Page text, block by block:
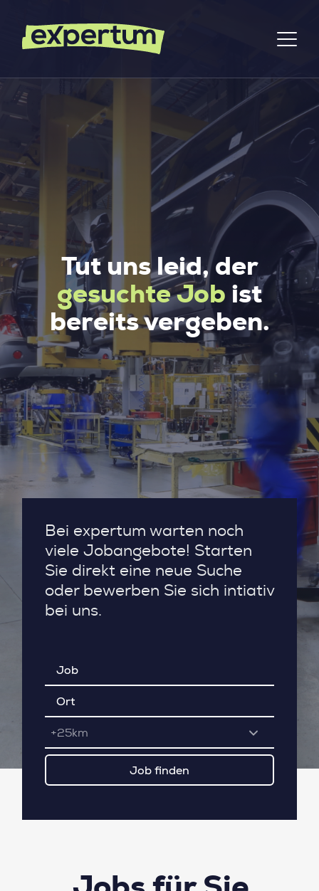
Tut uns leid, der
gesuchte Job ist
bereits vergeben.
Bei expertum warten noch
viele Jobangebote! Starten
Sie direkt eine neue Suche
oder bewerben Sie sich intiativ
bei uns.
+25km